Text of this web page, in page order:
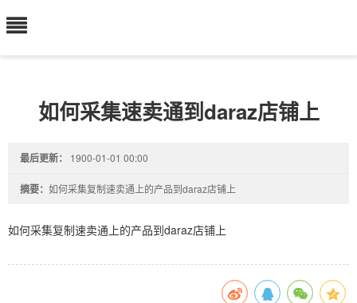
如何采集速卖通到daraz店铺上
最后更新： 1900-01-01 00:00
摘要： 如何采集复制速卖通上的产品到daraz店铺上
如何采集复制速卖通上的产品到daraz店铺上